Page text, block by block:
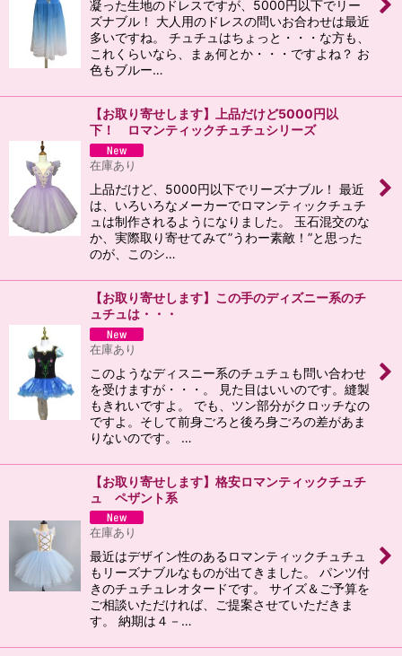
凝った生地のドレスですが、5000円以下でリー
ズナブル！ 大人用のドレスの問いお合わせは最近
多いですね。 チュチュはちょっと・・・な方も、
これくらいなら、まぁ何とか・・・ですよね？ お
色もブルー…
【お取り寄せします】上品だけど5000円以
下！ ロマンティックチュチュシリーズ
在庫あり
上品だけど、5000円以下でリーズナブル！ 最近
は、いろいろなメーカーでロマンティックチュチ
ュは制作されるようになりました。 玉石混交のな
か、実際取り寄せてみて”うわー素敵！”と思った
のが、このシ…
【お取り寄せします】この手のディズニー系のチ
ュチュは・・・
在庫あり
このようなディスニー系のチュチュも問い合わせ
を受けますが・・・。 見た目はいいのです。縫製
もきれいですよ。 でも、ツン部分がクロッチなの
ですよ。そして前身ごろと後ろ身ごろの差があま
りないのです。 …
【お取り寄せします】格安ロマンティックチュチ
ュ ペザント系
在庫あり
最近はデザイン性のあるロマンティックチュチュ
もリーズナブルなものが出てきました。 パンツ付
きのチュチュレオタードです。 サイズ＆ご予算を
ご相談いただければ、ご提案させていただきま
す。 納期は４－…